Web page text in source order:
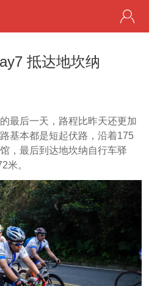
抵达地坎纳
最后一天，路程比昨天还更加
基本都是短起伏路，沿着175
，最后到达地坎纳自行车驿
米。